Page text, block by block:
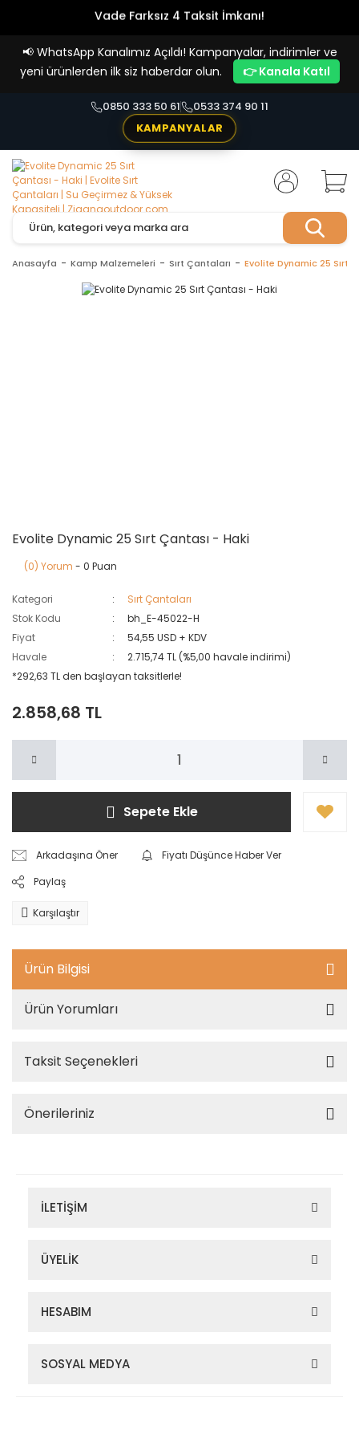
Vade Farksız 4 Taksit İmkanı!
📢 WhatsApp Kanalımız Açıldı! Kampanyalar, indirimler ve
yeni ürünlerden ilk siz haberdar olun.
👉 Kanala Katıl
0850 333 50 61
0533 374 90 11
KAMPANYALAR
Anasayfa Kamp Malzemeleri Sırt Çantaları Evolite Dynamic 25 Sırt
Evolite Dynamic 25 Sırt Çantası - Haki
(0) Yorum - 0 Puan
Kategori
Sırt Çantaları
Stok Kodu
bh_E-45022-H
Fiyat
54,55 USD + KDV
Havale
2.715,74 TL (%5,00 havale indirimi)
*292,63 TL den başlayan taksitlerle!
2.858,68 TL
Sepete Ekle
Arkadaşına Öner
Fiyatı Düşünce Haber Ver
Paylaş
Karşılaştır
Ürün Bilgisi
Ürün Yorumları
Taksit Seçenekleri
Önerileriniz
İLETİŞİM
ÜYELİK
HESABIM
SOSYAL MEDYA